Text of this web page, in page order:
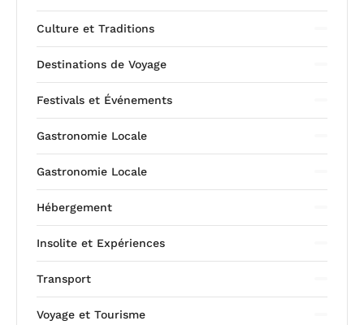
Culture et Traditions
Destinations de Voyage
Festivals et Événements
Gastronomie Locale
Gastronomie Locale
Hébergement
Insolite et Expériences
Transport
Voyage et Tourisme